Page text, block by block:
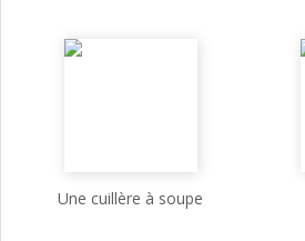
Une cuillère à soupe